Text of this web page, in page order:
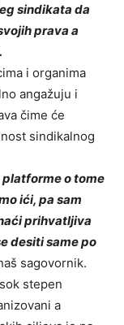
sindikata da
prava a
i organima
angažuju i
čime će
sindikalnog
platforme o tome
ići, pa sam
prihvatljiva
desiti same po
sagovornik.
stepen
a